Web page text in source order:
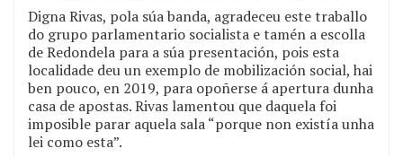
Digna Rivas, pola súa banda, agradeceu este traballo
do grupo parlamentario socialista e tamén a escolla
de Redondela para a súa presentación, pois esta
localidade deu un exemplo de mobilización social, hai
ben pouco, en 2019, para opoñerse á apertura dunha
casa de apostas. Rivas lamentou que daquela foi
imposible parar aquela sala “porque non existía unha
lei como esta”.